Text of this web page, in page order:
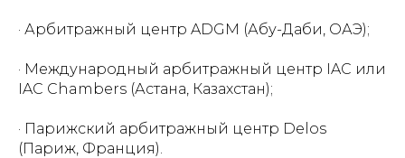
· Арбитражный центр ADGM (Абу-Даби, ОАЭ);
· Международный арбитражный центр IAC или
IAC Chambers (Астана, Казахстан);
· Парижский арбитражный центр Delos
(Париж, Франция).